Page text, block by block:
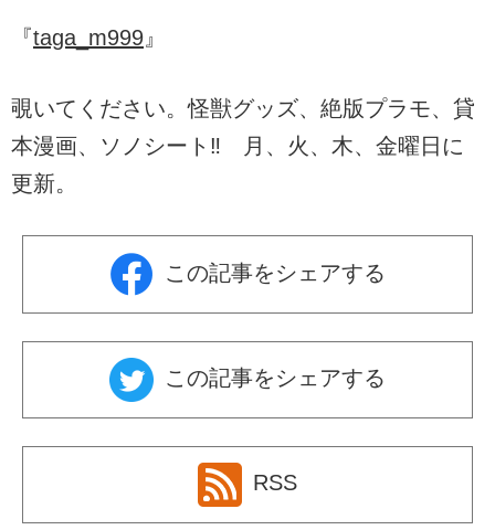
『taga_m999 』
覗いてください。怪獣グッズ、絶版プラモ、貸
本漫画、ソノシート‼︎ 月、火、木、金曜日に
更新。
この記事をシェアする
この記事をシェアする
RSS